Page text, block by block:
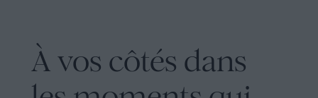
À vos côtés dans